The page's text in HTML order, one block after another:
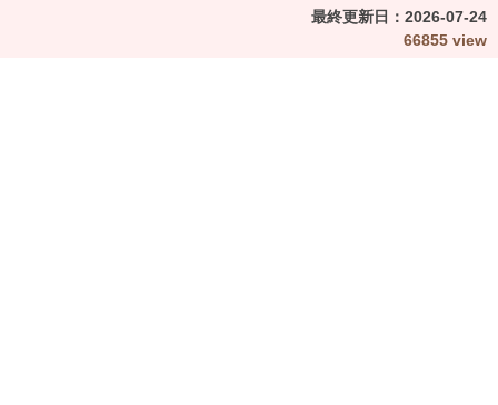
最終更新日： 2026-07-24
66855 view